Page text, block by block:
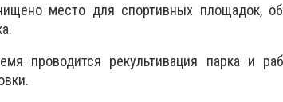
место для спортивных площадок,
проводится рекультивация парка и